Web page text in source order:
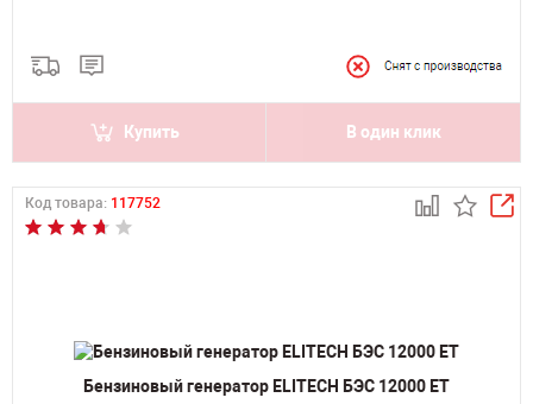
Купить В один клик
Код товара: 117752
Бензиновый генератор ELITECH БЭС 12000 ЕТ